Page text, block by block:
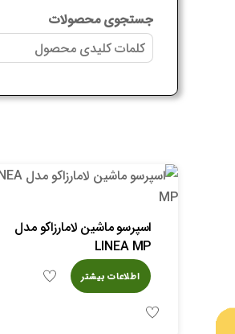
جستجوی محصولات
اسپرسو ماشین لامارزاکو مدل
LINEA MP
اطلاعات بیشتر